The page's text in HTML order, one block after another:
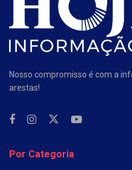
Nosso compromisso é com a
arestas!
Por Categoria